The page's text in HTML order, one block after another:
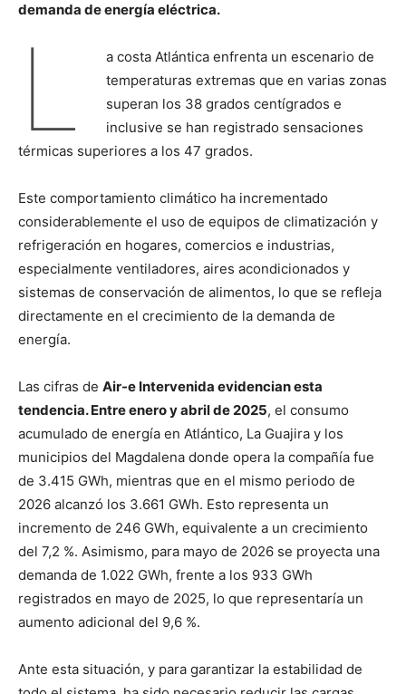
demanda de energía eléctrica.
L
a costa Atlántica enfrenta un escenario de
temperaturas extremas que en varias zonas
superan los 38 grados centígrados e
inclusive se han registrado sensaciones
térmicas superiores a los 47 grados.
Este comportamiento climático ha incrementado
considerablemente el uso de equipos de climatización y
refrigeración en hogares, comercios e industrias,
especialmente ventiladores, aires acondicionados y
sistemas de conservación de alimentos, lo que se refleja
directamente en el crecimiento de la demanda de
energía.
Las cifras de Air-e Intervenida evidencian esta
tendencia. Entre enero y abril de 2025, el consumo
acumulado de energía en Atlántico, La Guajira y los
municipios del Magdalena donde opera la compañía fue
de 3.415 GWh, mientras que en el mismo periodo de
2026 alcanzó los 3.661 GWh. Esto representa un
incremento de 246 GWh, equivalente a un crecimiento
del 7,2 %. Asimismo, para mayo de 2026 se proyecta una
demanda de 1.022 GWh, frente a los 933 GWh
registrados en mayo de 2025, lo que representaría un
aumento adicional del 9,6 %.
Ante esta situación, y para garantizar la estabilidad de